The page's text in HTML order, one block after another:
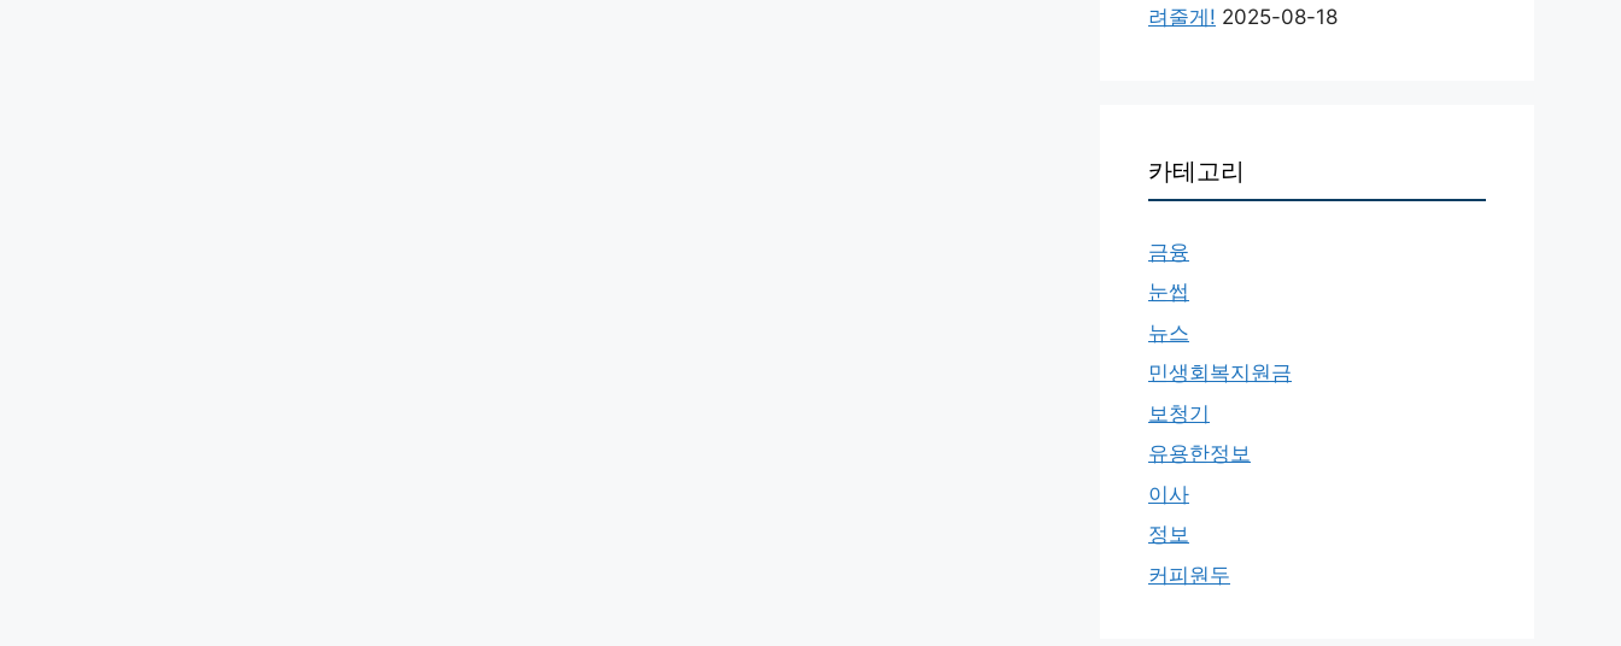
려줄게! 2025-08-18
카테고리
금융
눈썹
뉴스
민생회복지원금
보청기
유용한정보
이사
정보
커피원두